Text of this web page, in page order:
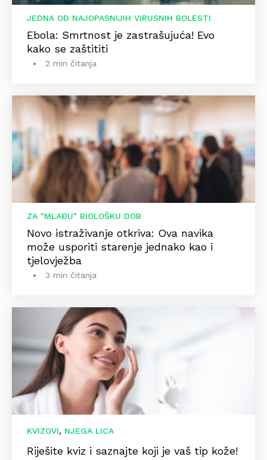
JEDNA OD NAJOPASNIJIH VIRUSNIH BOLESTI
Ebola: Smrtnost je zastrašujuća! Evo
kako se zaštititi
2 min čitanja
ZA "MLAĐU" BIOLOŠKU DOB
Novo istraživanje otkriva: Ova navika
može usporiti starenje jednako kao i
tjelovježba
3 min čitanja
KVIZOVI, NJEGA LICA
Riješite kviz i saznajte koji je vaš tip kože!